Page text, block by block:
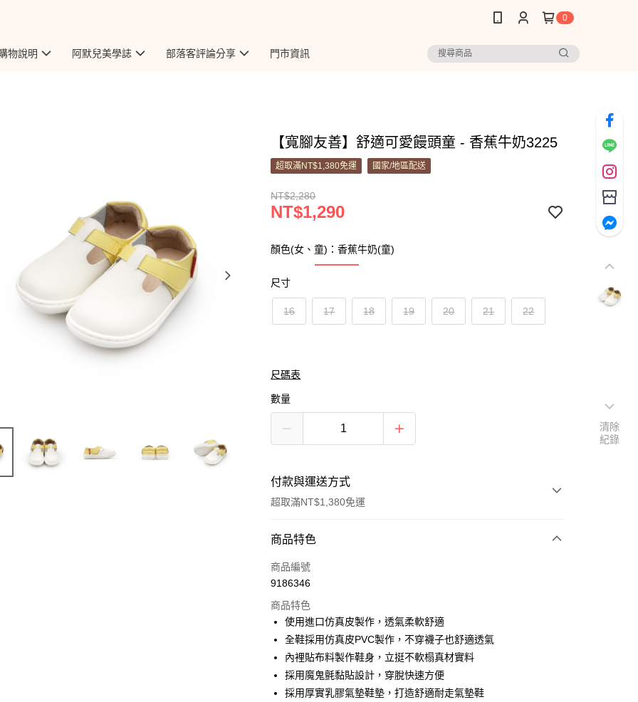
0
物說明 阿默兒美學誌 部落客評論分享 門市資訊
【寬腳友善】舒適可愛饅頭童 - 香蕉牛奶3225
超取滿NT$1,380免運 國家/地區配送
NT$2,280
NT$1,290
顏色(女、童)：香蕉牛奶(童)
尺寸
16 17 18 19 20 21 22
尺碼表
數量
付款與運送方式
超取滿NT$1,380免運
付款方式
信用卡一次付款
3 期 0 利率 每期NT$430
合作金庫商業銀行
第一商業銀行
華南商業銀行
彰化商業銀行
國泰世華商業銀行
兆豐國際商業銀行
臺灣中小企業銀行
台中商業銀行
超商取貨付款
Apple Pay
商品特色
商品編號
9186346
商品特色
使用進口仿真皮製作，透氣柔軟舒適
全鞋採用仿真皮PVC製作，不穿襪子也舒適透氣
內裡貼布料製作鞋身，立挺不軟榻真材實料
採用魔鬼氈黏貼設計，穿脫快速方便
採用厚實乳膠氣墊鞋墊，打造舒適耐走氣墊鞋
清除
紀錄